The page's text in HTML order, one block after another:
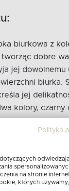
biurkowa z
dobre
jej dowolnemu
biurka.
jej
kolory, czarny
Polityka
na stronie
których